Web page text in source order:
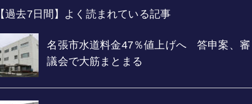
【過去7日間】よく読まれている記事